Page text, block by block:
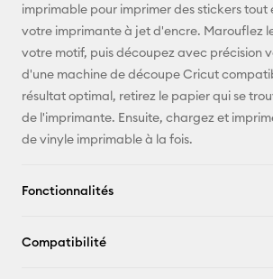
imprimable pour imprimer des stickers tout
votre imprimante à jet d'encre. Marouflez
votre motif, puis découpez avec précision
d'une machine de découpe Cricut
résultat optimal, retirez le papier qui se
de l'imprimante. Ensuite, chargez et
de vinyle imprimable à la fois.
Fonctionnalités
Compatibilité